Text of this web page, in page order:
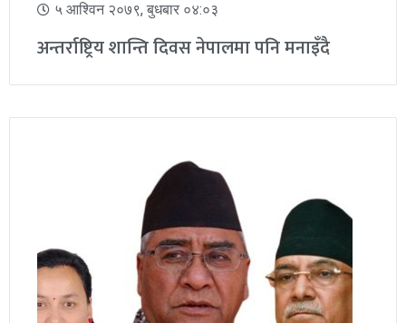
५ आश्विन २०७९, बुधबार ०४:०३
अन्तर्राष्ट्रिय शान्ति दिवस नेपालमा पनि मनाइँदै